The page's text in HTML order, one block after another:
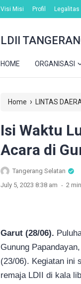
Visi Misi Profil Legalitas
LDII
HOME ORGANISASI
Home › LINTAS
Isi Waktu
Acara di
Tangerang Selatan
July 5, 2023 8:38 am . 2
Garut (28/06).
Gunung
(23/06). Kegiatan ini
remaja LDII di kala